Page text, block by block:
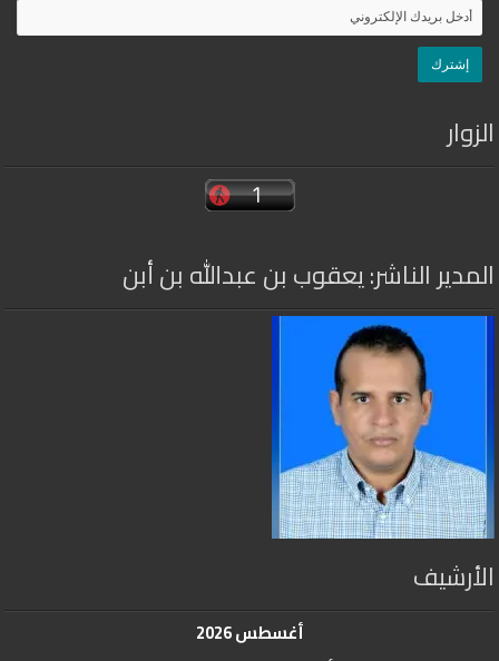
الزوار
المدير الناشر: يعقوب بن عبدالله بن أبن
الأرشيف
أغسطس 2026